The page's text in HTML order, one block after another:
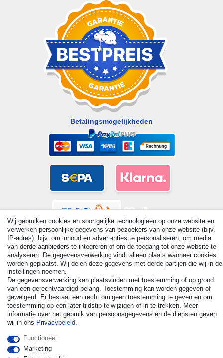
Betalingsmogelijkheden
© Copyright 2026 | Alle rechten voorbehouden. - All rights
reserved. Prices incl. VAT. 19% VAT Basic prices see article detail
| * Applies to deliveries to the UK!
Wij gebruiken cookies en soortgelijke technologieën op onze website en
verwerken persoonlijke gegevens van bezoekers van onze website (bijv.
IP-adres), bijv. om inhoud en advertenties te personaliseren, om media
van derde aanbieders te integreren of om de toegang tot onze website te
analyseren. De gegevensverwerking vindt alleen plaats wanneer cookies
worden geplaatst. Wij delen deze gegevens met derde partijen die wij in de
instellingen noemen.
De gegevensverwerking kan plaatsvinden met toestemming of op grond
van een gerechtvaardigd belang. Toestemming kan worden gegeven of
geweigerd. Er bestaat een recht om geen toestemming te geven en om
toestemming op een later tijdstip te wijzigen of in te trekken. Meer
informatie over het gebruik van persoonsgegevens en de diensten geven
wij in ons Privacybeleid.
Functioneel
Marketing
Herroepingsrecht uitoefenen Contact